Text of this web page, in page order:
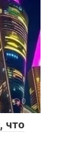
0
что